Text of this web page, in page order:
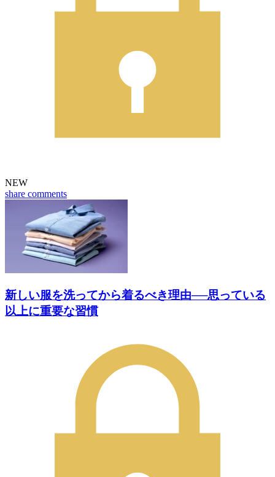
NEW
share comments
新しい服を洗ってから着るべき理由──思っている
以上に重要な習慣